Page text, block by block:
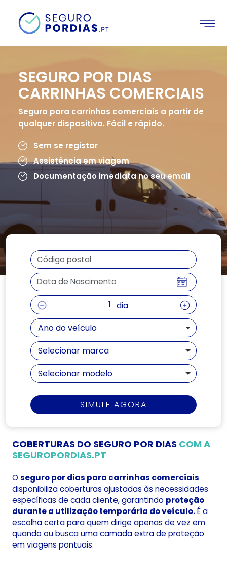
SEGURO POR DIAS
CARRINHAS COMERCIAIS
Seguro para carrinhas comerciais a partir de
qualquer dispositivo. Fácil e rápido.
Sem se registar
Assistência em viagem
Documentação imediata no seu email
dia
Ano do veículo
Selecionar marca
Selecionar modelo
SIMULE AGORA
COBERTURAS DO SEGURO POR DIAS COM A
SEGUROPORDIAS.PT
O seguro por dias para carrinhas comerciais
disponibiliza coberturas ajustadas às necessidades
específicas de cada cliente, garantindo proteção
durante a utilização temporária do veículo.É a
escolha certa para quem dirige apenas de vez em
quando ou busca uma camada extra de proteção
em viagens pontuais.